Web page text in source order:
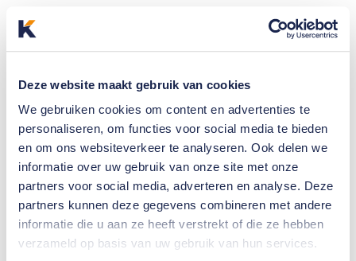
Deze website maakt gebruik van cookies
We gebruiken cookies om content en advertenties te
personaliseren, om functies voor social media te bieden
en om ons websiteverkeer te analyseren. Ook delen we
informatie over uw gebruik van onze site met onze
partners voor social media, adverteren en analyse. Deze
partners kunnen deze gegevens combineren met andere
informatie die u aan ze heeft verstrekt of die ze hebben
verzameld op basis van uw gebruik van hun services.